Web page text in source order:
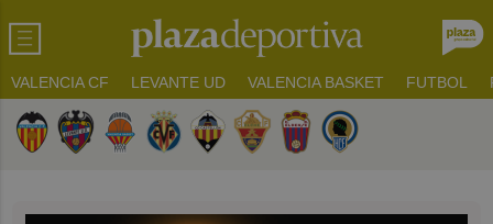
VALENCIA CF LEVANTE UD VALENCIA BASKET FUTBOL